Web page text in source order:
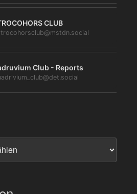
CLUB
Club - Reports